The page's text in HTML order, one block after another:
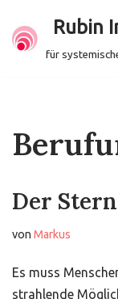
Zum
Rubin
für
Der
von Markus
Es muss
strahlende